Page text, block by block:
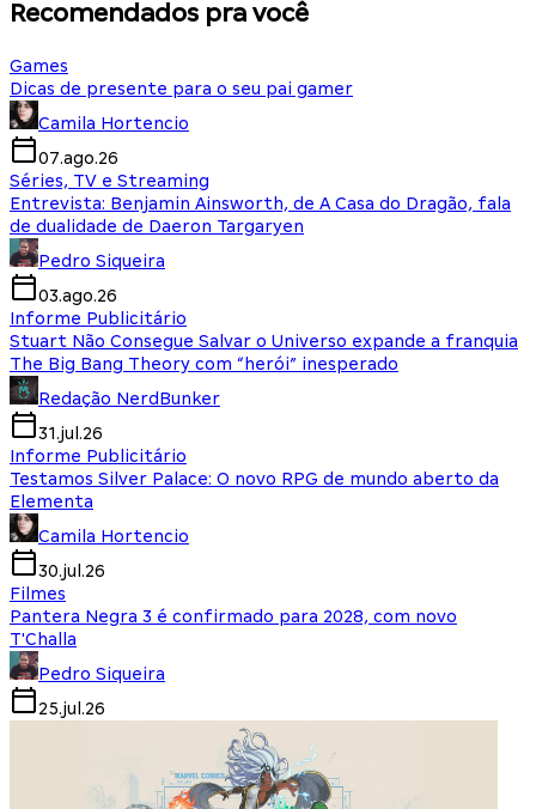
Recomendados pra você
Games
Dicas de presente para o seu pai gamer
Camila Hortencio
07.ago.26
Séries, TV e Streaming
Entrevista: Benjamin Ainsworth, de A Casa do Dragão, fala
de dualidade de Daeron Targaryen
Pedro Siqueira
03.ago.26
Informe Publicitário
Stuart Não Consegue Salvar o Universo expande a franquia
The Big Bang Theory com “herói” inesperado
Redação NerdBunker
31.jul.26
Informe Publicitário
Testamos Silver Palace: O novo RPG de mundo aberto da
Elementa
Camila Hortencio
30.jul.26
Filmes
Pantera Negra 3 é confirmado para 2028, com novo
T'Challa
Pedro Siqueira
25.jul.26